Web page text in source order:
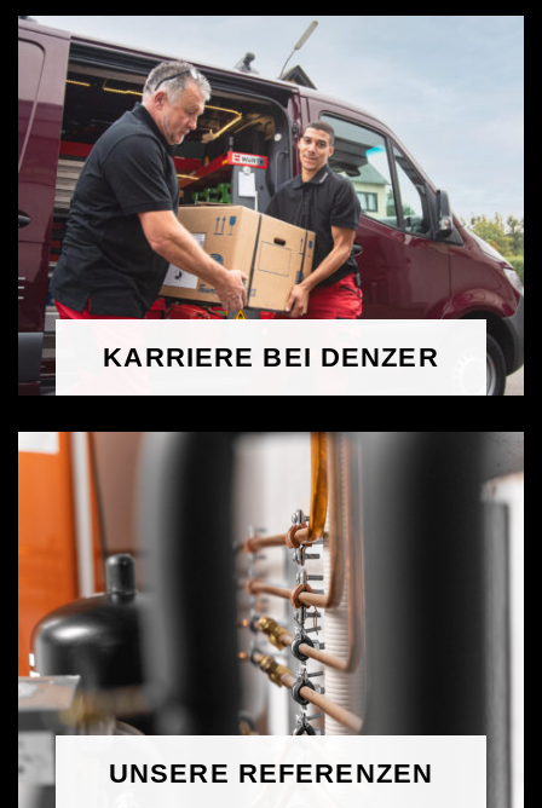
KARRIERE BEI DENZER
UNSERE REFERENZEN